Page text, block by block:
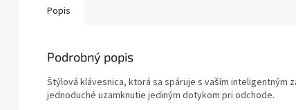
Popis
Podrobný popis
Štýlová klávesnica, ktorá sa spáruje s vaším inteligentným
jednoduché uzamknutie jediným dotykom pri odchode.